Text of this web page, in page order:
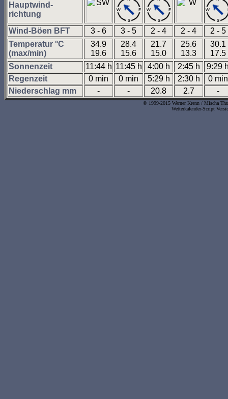
Hauptwind-
richtung
Wind-Böen BFT
3 - 6 3 - 5 2 - 4 2 - 4
2 - 5
Temperatur °C
(max/min)
34.9
19.6
28.4
15.6
21.7
15.0
25.6
13.3
30.1
17.5
Sonnenzeit
11:44 h 11:45 h 4:00 h 2:45 h
9:29
Regenzeit
0 min 0 min 5:29 h 2:30 h
0 min
Niederschlag mm
- - 20.8 2.7 -
© 1999-2015 Werner Krenn / Mischa
Wetterkalender-Script